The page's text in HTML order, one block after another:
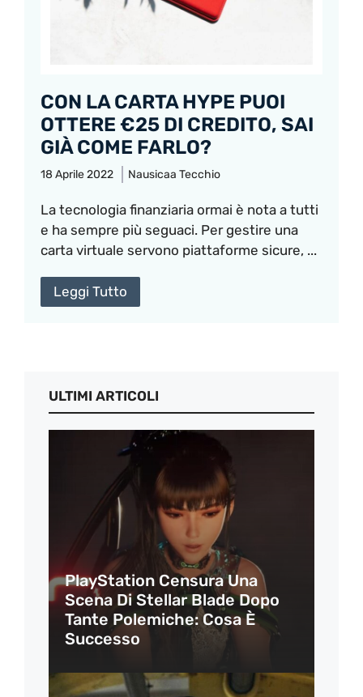
CON LA CARTA HYPE PUOI
OTTERE €25 DI CREDITO, SAI
GIÀ COME FARLO?
18 Aprile 2022 Nausicaa Tecchio
La tecnologia finanziaria ormai è nota a tutti
e ha sempre più seguaci. Per gestire una
carta virtuale servono piattaforme sicure, ...
Leggi Tutto
ULTIMI ARTICOLI
PlayStation Censura Una
Scena Di Stellar Blade Dopo
Tante Polemiche: Cosa È
Successo